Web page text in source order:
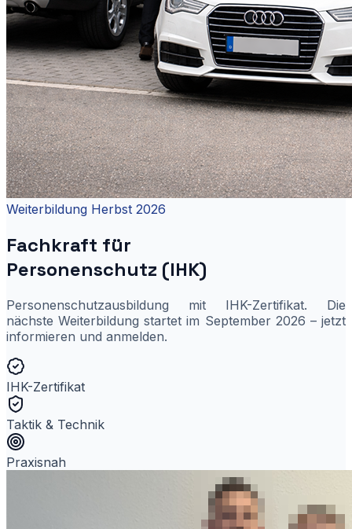
Weiterbildung Herbst 2026
Fachkraft für
Personenschutz (IHK)
Personenschutzausbildung mit IHK-Zertifikat. Die
nächste Weiterbildung startet im September 2026 – jetzt
informieren und anmelden.
IHK-Zertifikat
Taktik & Technik
Praxisnah